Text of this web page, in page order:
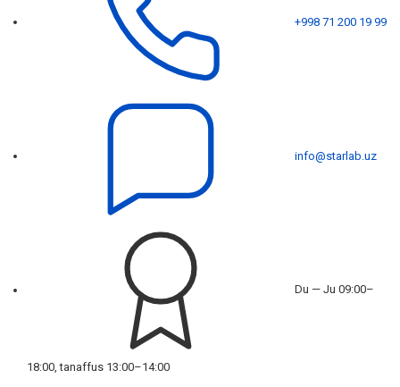
+998 71 200 19 99
info@starlab.uz
Du — Ju 09:00–
18:00, tanaffus 13:00–14:00